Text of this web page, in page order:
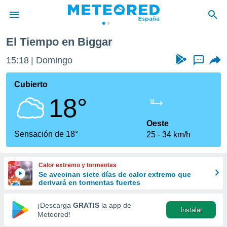
de
por
se
calidad.
a este
las
y
forma
digital
basada
El Tiempo en Biggar
15:18 Domingo ...
Cubierto
18°
Sensación de 18°
Oeste
25
34 km/h
Calor extremo y tormentas
Se avecinan siete días de calor extremo que
derivará en tormentas fuertes
¡Descarga GRATIS la app de
Meteored!
Instalar